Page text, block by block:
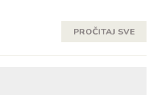
PROČITAJ SVE